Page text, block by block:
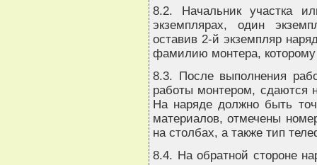
8.2. Начальник участка
экземплярах, один
оставив 2-й экземпляр
фамилию монтера,
8.3. После выполнения
работы монтером, сдаются
На наряде должно быть
материалов, отмечены
на столбах, а также тип
8.4. На обратной стороне